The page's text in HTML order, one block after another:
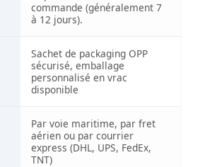
commande (généralement 7
à 12 jours).
Sachet de packaging OPP
sécurisé, emballage
personnalisé en vrac
disponible
Par voie maritime, par fret
aérien ou par courrier
express (DHL, UPS, FedEx,
TNT)